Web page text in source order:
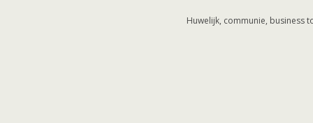
Huwelijk, communie, business